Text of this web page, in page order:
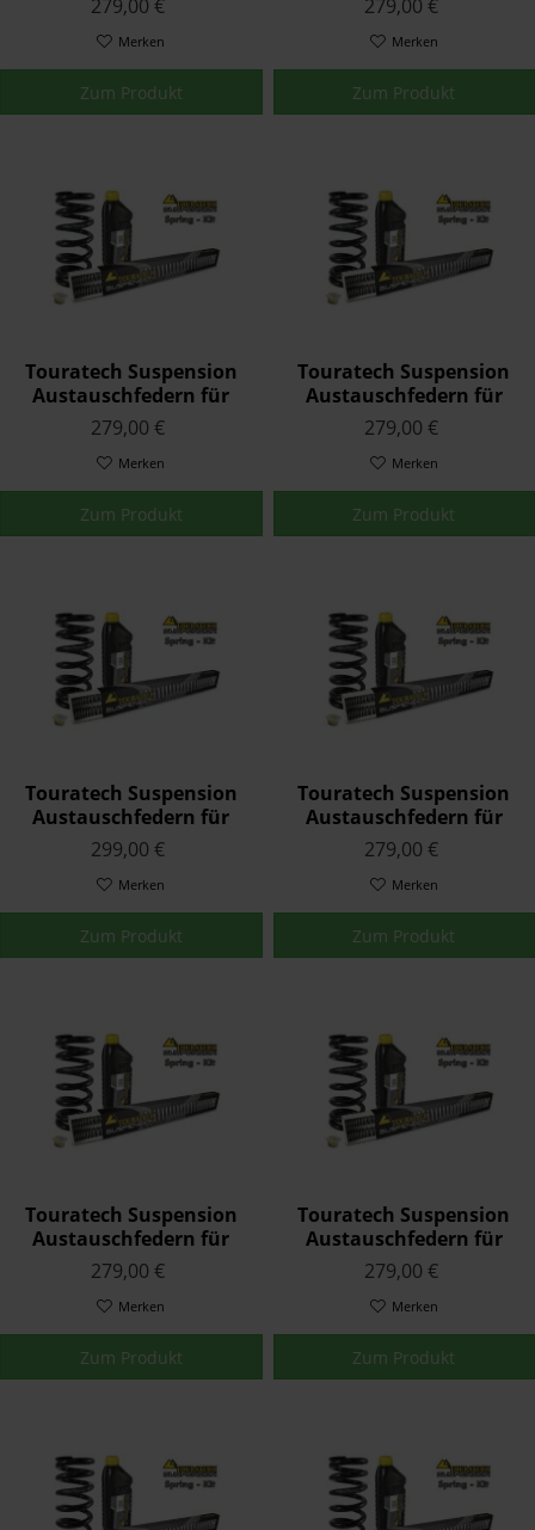
EUROPE 1996 - 1999
279,00 €
Merken
Zum Produkt
(Tenere) 1988 - 1990
279,00 €
Merken
Zum Produkt
Touratech Suspension
Austauschfedern für
Yamaha XJ 900 S
DIVERSION 1994 - 1995
279,00 €
Merken
Zum Produkt
Touratech Suspension
Austauschfedern für
Yamaha XJ 900 S
DIVERSION 1996 - 2002
279,00 €
Merken
Zum Produkt
Touratech Suspension
Austauschfedern für
Yamaha XTZ 750 SUPER
TENERE 1989 - 1996
299,00 €
Merken
Zum Produkt
Touratech Suspension
Austauschfedern für
Yamaha YZF 1000 /
THUNDERACE 1996 - 2002
279,00 €
Merken
Zum Produkt
Touratech Suspension
Austauschfedern für
Yamaha XT 660 X 2004 -
2014
279,00 €
Merken
Zum Produkt
Touratech Suspension
Austauschfedern für
Yamaha YZF 1000 R1
2004 - 2006
279,00 €
Merken
Zum Produkt